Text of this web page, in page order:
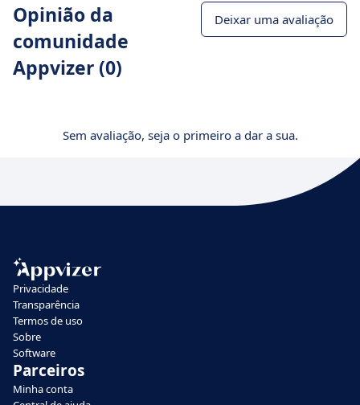
Opinião da
comunidade
Appvizer (0)
Deixar uma avaliação
Sem avaliação, seja o primeiro a dar a sua.
Privacidade
Transparência
Termos de uso
Sobre
Software
Parceiros
Minha conta